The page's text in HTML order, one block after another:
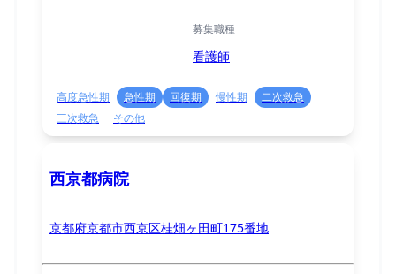
募集職種
看護師
高度急性期 急性期 回復期 慢性期
二次救急
三次救急
その他
西京都病院
京都府京都市西京区桂畑ヶ田町175番地